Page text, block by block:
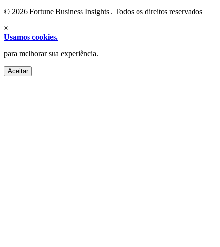
© 2026 Fortune Business Insights . Todos os direitos reservados
×
Usamos cookies.
para melhorar sua experiência.
Aceitar